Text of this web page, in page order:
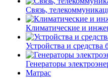
Связь,
Климатические и
Устройства и средства
Генераторы
Матрас